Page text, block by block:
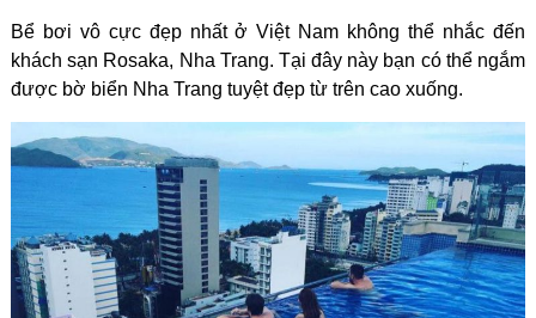
Bể bơi vô cực đẹp nhất ở Việt Nam không thể nhắc đến
khách sạn Rosaka, Nha Trang. Tại đây này bạn có thể ngắm
được bờ biển Nha Trang tuyệt đẹp từ trên cao xuống.